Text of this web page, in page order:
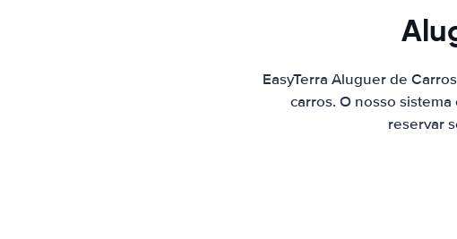
EasyTerra Aluguer de
carros. O nosso
reservar